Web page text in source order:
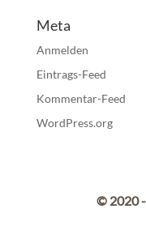
Meta
Anmelden
Eintrags-Feed
Kommentar-Feed
WordPress.org
© 2020